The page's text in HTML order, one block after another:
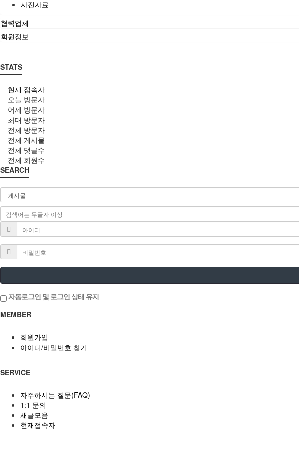
사진자료
협력업체
회원정보
STATS
현재 접속자
오늘 방문자
어제 방문자
최대 방문자
전체 방문자
전체 게시물
전체 댓글수
전체 회원수
SEARCH
자동로그인 및 로그인 상태 유지
MEMBER
회원가입
아이디/비밀번호 찾기
SERVICE
자주하시는 질문(FAQ)
1:1 문의
새글모음
현재접속자